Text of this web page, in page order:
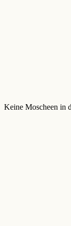
Keine Moscheen in